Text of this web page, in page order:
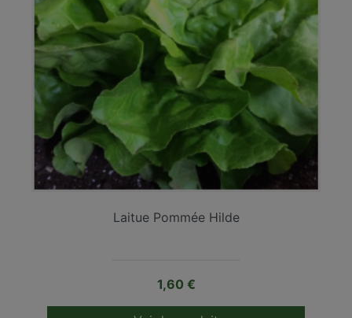
Laitue Pommée Hilde
Prix
1,60 €